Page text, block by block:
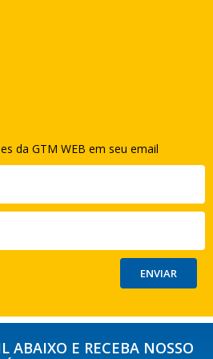
da GTM WEB em seu email
ABAIXO E RECEBA NOSSO